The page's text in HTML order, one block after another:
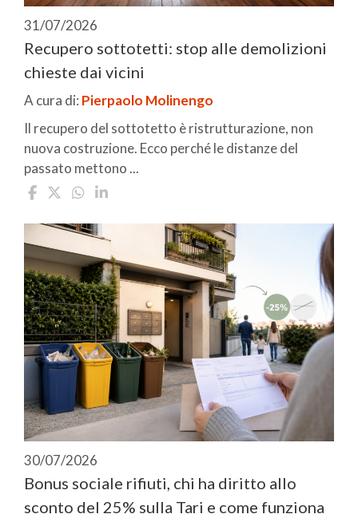
31/07/2026
Recupero sottotetti: stop alle demolizioni
chieste dai vicini
A cura di: Pierpaolo Molinengo
Il recupero del sottotetto è ristrutturazione, non
nuova costruzione. Ecco perché le distanze del
passato mettono ...
30/07/2026
Bonus sociale rifiuti, chi ha diritto allo
sconto del 25% sulla Tari e come funziona